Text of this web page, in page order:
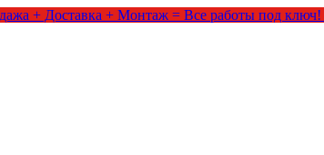
+ Доставка + Монтаж = Все работы под ключ!